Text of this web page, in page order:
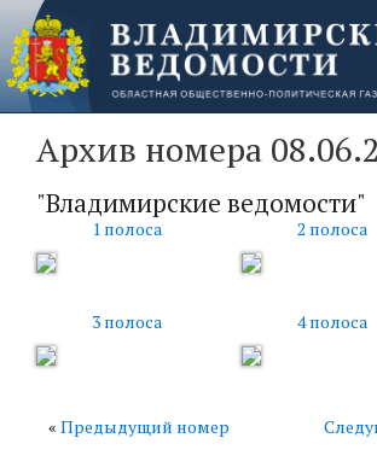
Архив номера
"Владимирские ведомости"
1 полоса 2 полоса
3 полоса 4 полоса
« Предыдущий номер